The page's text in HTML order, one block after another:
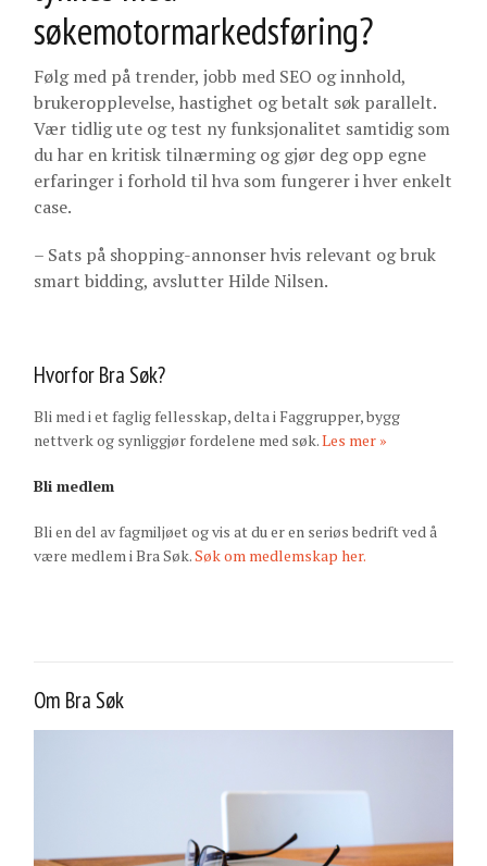
søkemotormarkedsføring?
Følg med på trender, jobb med SEO og innhold,
brukeropplevelse, hastighet og betalt søk parallelt.
Vær tidlig ute og test ny funksjonalitet samtidig som
du har en kritisk tilnærming og gjør deg opp egne
erfaringer i forhold til hva som fungerer i hver enkelt
case.
– Sats på shopping-annonser hvis relevant og bruk
smart bidding, avslutter Hilde Nilsen.
Hvorfor Bra Søk?
Bli med i et faglig fellesskap, delta i Faggrupper, bygg
nettverk og synliggjør fordelene med søk.Les mer »
Bli medlem
Bli en del av fagmiljøet og vis at du er en seriøs bedrift ved å
være medlem i Bra Søk.Søk om medlemskap her.
Om Bra Søk